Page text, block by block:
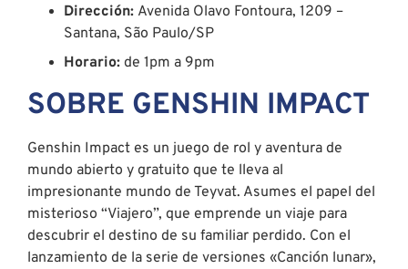
Dirección: Avenida Olavo Fontoura, 1209 –
Santana, São Paulo/SP
Horario: de 1pm a 9pm
SOBRE GENSHIN IMPACT
Genshin Impact es un juego de rol y aventura de
mundo abierto y gratuito que te lleva al
impresionante mundo de Teyvat. Asumes el papel del
misterioso “Viajero”, que emprende un viaje para
descubrir el destino de su familiar perdido. Con el
lanzamiento de la serie de versiones «Canción lunar»,